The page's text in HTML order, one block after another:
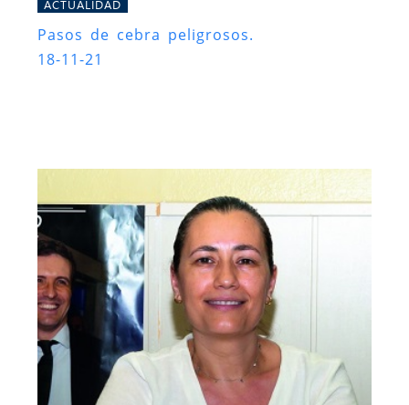
ACTUALIDAD
Pasos de cebra peligrosos.
18-11-21